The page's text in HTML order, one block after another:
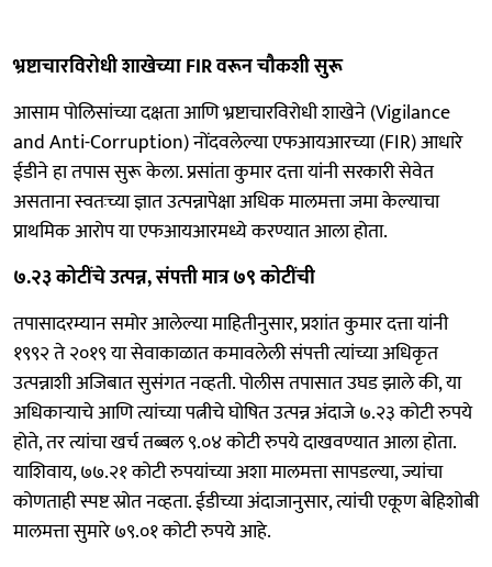
भ्रष्टाचारविरोधी शाखेच्या FIR वरून चौकशी सुरू
आसाम पोलिसांच्या दक्षता आणि भ्रष्टाचारविरोधी शाखेने (Vigilance
and Anti-Corruption) नोंदवलेल्या एफआयआरच्या (FIR) आधारे
ईडीने हा तपास सुरू केला. प्रसांता कुमार दत्ता यांनी सरकारी सेवेत
असताना स्वतःच्या ज्ञात उत्पन्नापेक्षा अधिक मालमत्ता जमा केल्याचा
प्राथमिक आरोप या एफआयआरमध्ये करण्यात आला होता.
७.२३ कोटींचे उत्पन्न, संपत्ती मात्र ७९ कोटींची
तपासादरम्यान समोर आलेल्या माहितीनुसार, प्रशांत कुमार दत्ता यांनी
१९९२ ते २०१९ या सेवाकाळात कमावलेली संपत्ती त्यांच्या अधिकृत
उत्पन्नाशी अजिबात सुसंगत नव्हती. पोलीस तपासात उघड झाले की, या
अधिकाऱ्याचे आणि त्यांच्या पत्नीचे घोषित उत्पन्न अंदाजे ७.२३ कोटी रुपये
होते, तर त्यांचा खर्च तब्बल ९.०४ कोटी रुपये दाखवण्यात आला होता.
याशिवाय, ७७.२१ कोटी रुपयांच्या अशा मालमत्ता सापडल्या, ज्यांचा
कोणताही स्पष्ट स्रोत नव्हता. ईडीच्या अंदाजानुसार, त्यांची एकूण बेहिशोबी
मालमत्ता सुमारे ७९.०१ कोटी रुपये आहे.